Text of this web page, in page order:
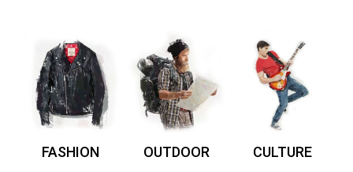
FASHION OUTDOOR CULTURE